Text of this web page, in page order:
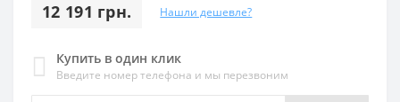
12 191 грн. Нашли дешевле?
Купить в один клик
Введите номер телефона и мы перезвоним